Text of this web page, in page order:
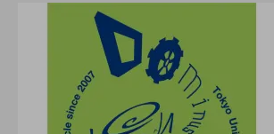
地域と道具から探す
東北 関東
中国 九州